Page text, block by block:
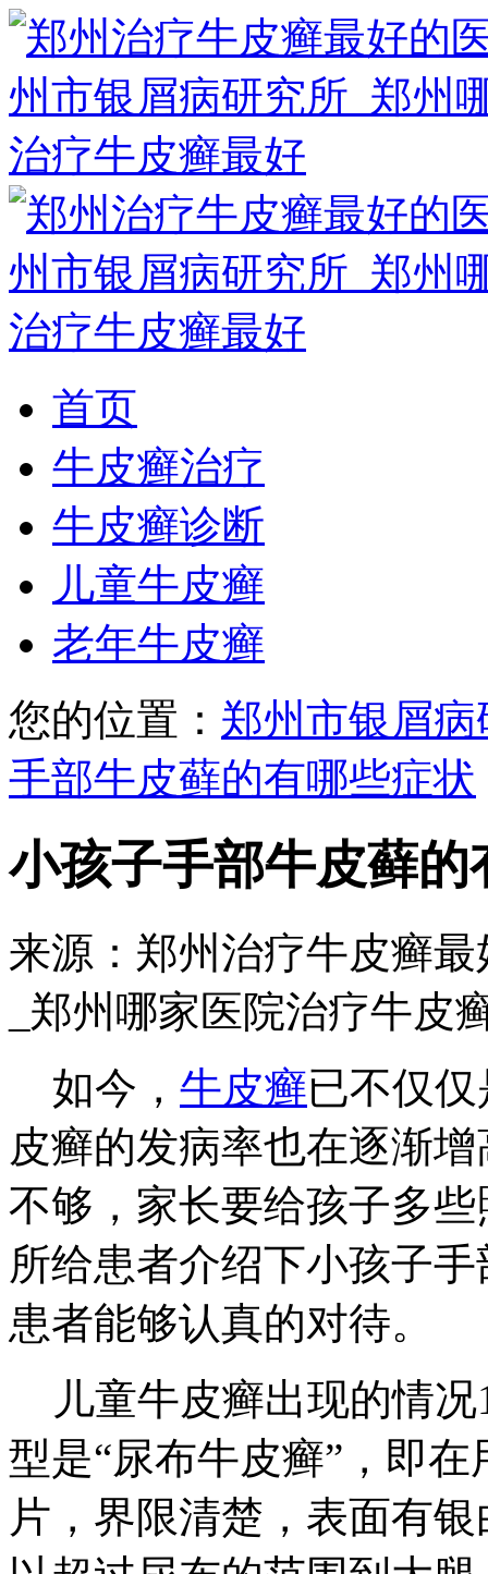
首页
牛皮癣治疗
牛皮癣诊断
儿童牛皮癣
老年牛皮癣
您的位置： 郑州市银屑病
手部牛皮藓的有哪些症状
小孩子手部牛皮藓的
来源：郑州治疗牛皮癣
_郑州哪家医院治疗牛皮
如今， 牛皮癣已不仅
皮癣的发病率也在逐渐
不够，家长要给孩子多
所给患者介绍下小孩子
患者能够认真的对待。
儿童牛皮癣出现的情况
型是“尿布牛皮癣”，即
片，界限清楚，表面有